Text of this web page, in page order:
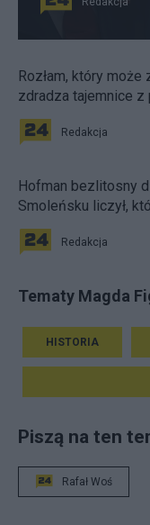
Rozłam, który
zdradza tajemnice
Redakcja
Hofman bezlitosny
Smoleńsku liczył,
Redakcja
Tematy Magda
HISTORIA
Piszą na ten
Rafał Woś